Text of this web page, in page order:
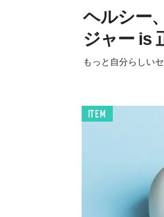
ヘルシー
ジャー is
もっと自分らしい
ITEM